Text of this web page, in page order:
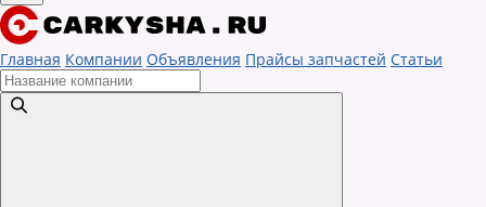
Главная Компании Объявления Прайсы запчастей Статьи